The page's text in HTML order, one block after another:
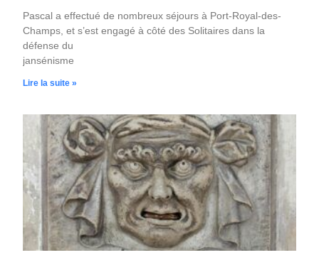
Pascal a effectué de nombreux séjours à Port-Royal-des-
Champs, et s’est engagé à côté des Solitaires dans la
défense du
jansénisme
Lire la suite »